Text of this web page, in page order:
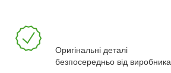
Оригінальні деталі
безпосередньо від виробника.